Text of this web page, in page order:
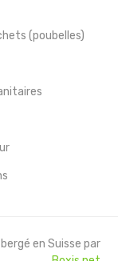
(poubelles)
en Suisse par